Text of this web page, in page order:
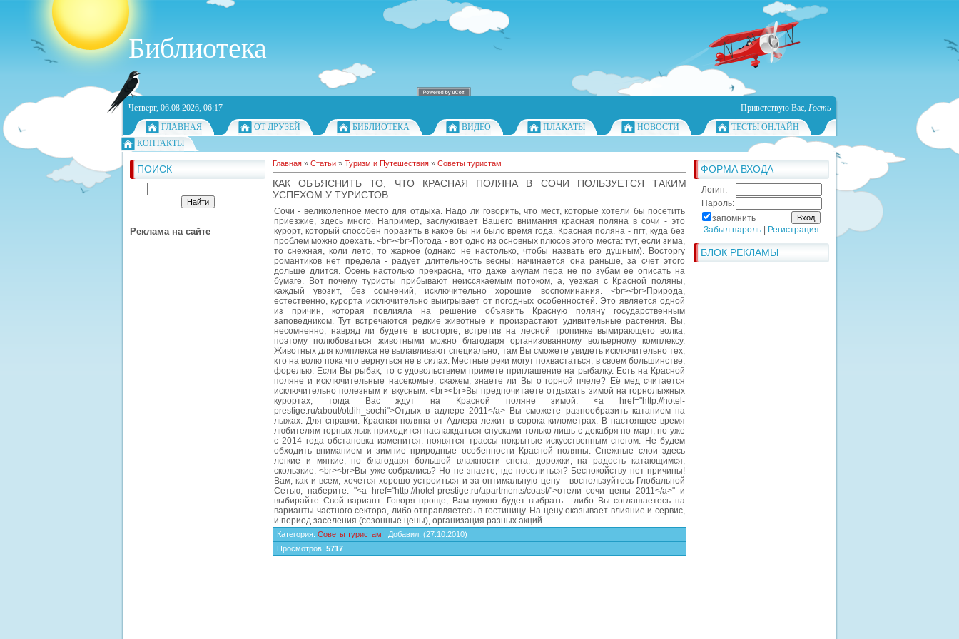
Библиотека
Четверг, 06.08.2026, 06:17 Приветствую Вас, Гость
ГЛАВНАЯ
ОТ ДРУЗЕЙ БИБЛИОТЕКА ВИДЕО ПЛАКАТЫ НОВОСТИ
ТЕСТЫ ОНЛАЙН
КОНТАКТЫ
ПОИСК
Реклама на сайте
ФОРМА ВХОДА
Логин:
Пароль:
запомнить
Забыл пароль
Регистрация
БЛОК РЕКЛАМЫ
Главная » Статьи » Туризм и Путешествия » Советы туристам
КАК ОБЪЯСНИТЬ ТО, ЧТО КРАСНАЯ ПОЛЯНА В СОЧИ ПОЛЬЗУЕТСЯ ТАКИМ
УСПЕХОМ У ТУРИСТОВ.
Сочи - великолепное место для отдыха. Надо ли говорить, что мест, которые хотели бы посетить
приезжие, здесь много. Например, заслуживает Вашего внимания красная поляна в сочи - это
курорт, который способен поразить в какое бы ни было время года. Красная поляна - пгт, куда без
проблем можно доехать. <br><br>Погода - вот одно из основных плюсов этого места: тут, если зима,
то снежная, коли лето, то жаркое (однако не настолько, чтобы назвать его душным). Восторгу
романтиков нет предела - радует длительность весны: начинается она раньше, за счет этого
дольше длится. Осень настолько прекрасна, что даже акулам пера не по зубам ее описать на
бумаге. Вот почему туристы прибывают неиссякаемым потоком, а, уезжая с Красной поляны,
каждый увозит, без сомнений, исключительно хорошие воспоминания. <br><br>Природа,
естественно, курорта исключительно выигрывает от погодных особенностей. Это является одной
из причин, которая повлияла на решение объявить Красную поляну государственным
заповедником. Тут встречаются редкие животные и произрастают удивительные растения. Вы,
несомненно, навряд ли будете в восторге, встретив на лесной тропинке вымирающего волка,
поэтому полюбоваться животными можно благодаря организованному вольерному комплексу.
Животных для комплекса не вылавливают специально, там Вы сможете увидеть исключительно тех,
кто на волю пока что вернуться не в силах. Местные реки могут похвастаться, в своем большинстве,
форелью. Если Вы рыбак, то с удовольствием примете приглашение на рыбалку. Есть на Красной
поляне и исключительные насекомые, скажем, знаете ли Вы о горной пчеле? Её мед считается
исключительно полезным и вкусным. <br><br>Вы предпочитаете отдыхать зимой на горнолыжных
курортах, тогда Вас ждут на Красной поляне зимой. <a href="http://hotel-
prestige.ru/about/otdih_sochi">Отдых в адлере 2011</a> Вы сможете разнообразить катанием на
лыжах. Для справки: Красная поляна от Адлера лежит в сорока километрах. В настоящее время
любителям горных лыж приходится наслаждаться спусками только лишь с декабря по март, но уже
с 2014 года обстановка изменится: появятся трассы покрытые искусственным снегом. Не будем
обходить вниманием и зимние природные особенности Красной поляны. Снежные слои здесь
легкие и мягкие, но благодаря большой влажности снега, дорожки, на радость катающимся,
скользкие. <br><br>Вы уже собрались? Но не знаете, где поселиться? Беспокойству нет причины!
Вам, как и всем, хочется хорошо устроиться и за оптимальную цену - воспользуйтесь Глобальной
Сетью, наберите: "<a href="http://hotel-prestige.ru/apartments/coast/">отели сочи цены 2011</a>" и
выбирайте Свой вариант. Говоря проще, Вам нужно будет выбрать - либо Вы соглашаетесь на
варианты частного сектора, либо отправляетесь в гостиницу. На цену оказывает влияние и сервис,
и период заселения (сезонные цены), организация разных акций.
Категория: Советы туристам | Добавил: (27.10.2010)
Просмотров: 5717